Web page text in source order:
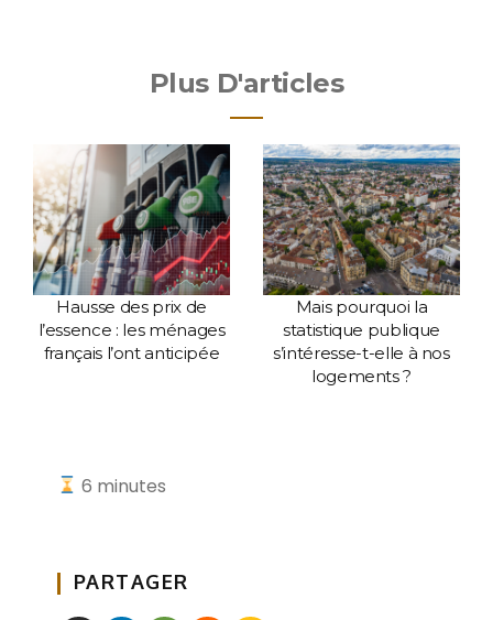
Plus D'articles
Hausse des prix de
l’essence : les ménages
français l’ont anticipée
Mais pourquoi la
statistique publique
s’intéresse-t-elle à nos
logements ?
6 minutes
PARTAGER